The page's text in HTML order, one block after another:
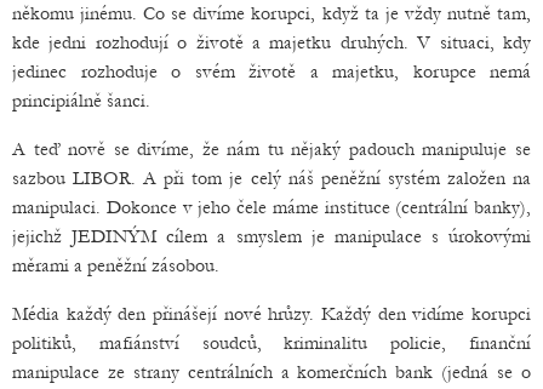
někomu jinému. Co se divíme korupci, když ta je vždy nutně tam,
kde jedni rozhodují o životě a majetku druhých. V situaci, kdy
jedinec rozhoduje o svém životě a majetku, korupce nemá
principiálně šanci.
A teď nově se divíme, že nám tu nějaký padouch manipuluje se
sazbou LIBOR. A při tom je celý náš peněžní systém založen na
manipulaci. Dokonce v jeho čele máme instituce (centrální banky),
jejichž JEDINÝM cílem a smyslem je manipulace s úrokovými
měrami a peněžní zásobou.
Média každý den přinášejí nové hrůzy. Každý den vidíme korupci
politiků, mafiánství soudců, kriminalitu policie, finanční
manipulace ze strany centrálních a komerčních bank (jedná se o